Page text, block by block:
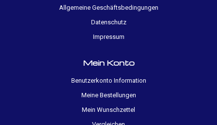
Allgemeine Geschäftsbedingungen
Datenschutz
Impressum
Mein Konto
Benutzerkonto Information
Meine Bestellungen
Mein Wunschzettel